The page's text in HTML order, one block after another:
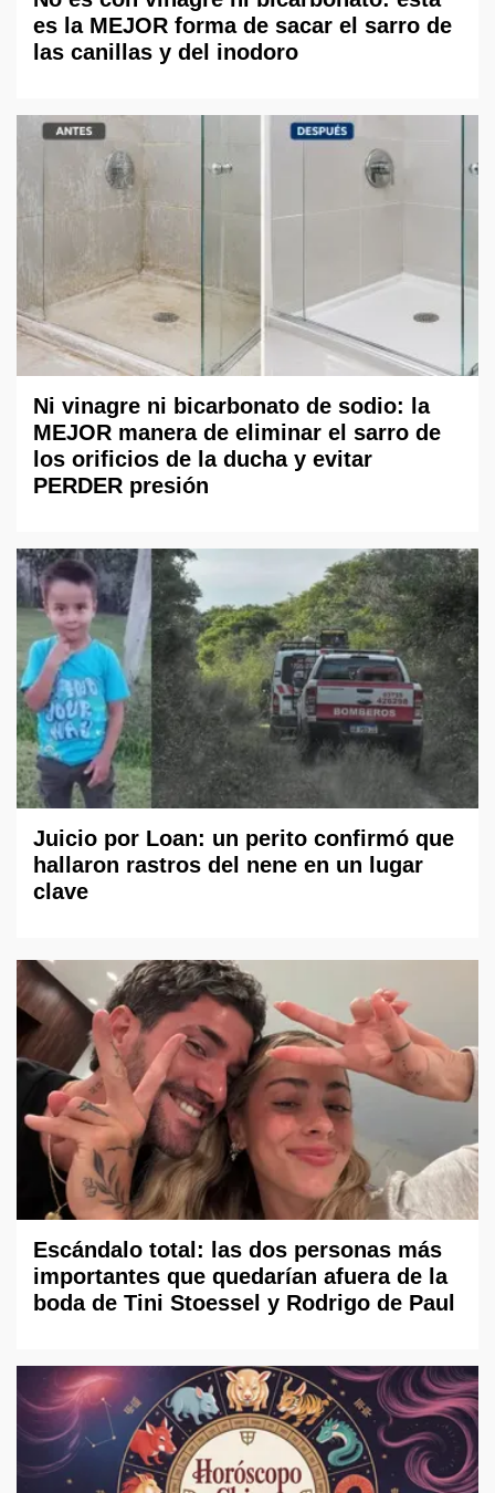
es la MEJOR forma de sacar el sarro de
las canillas y del inodoro
Ni vinagre ni bicarbonato de sodio: la
MEJOR manera de eliminar el sarro de
los orificios de la ducha y evitar
PERDER presión
Juicio por Loan: un perito confirmó que
hallaron rastros del nene en un lugar
clave
Escándalo total: las dos personas más
importantes que quedarían afuera de la
boda de Tini Stoessel y Rodrigo de Paul